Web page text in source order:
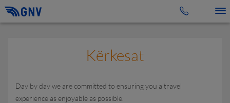
Kërkesat
Day by day we are committed to ensuring you a travel
experience as enjoyable as possible.